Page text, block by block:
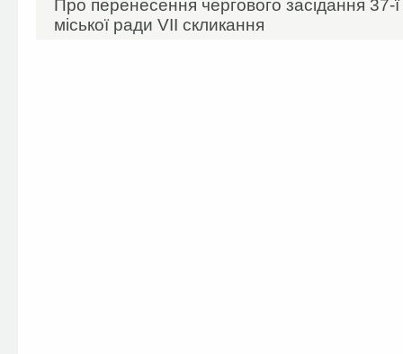
Про перенесення чергового засідання 37-ї
міської ради VII скликання